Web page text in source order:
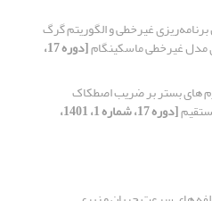
غیرخطی و الگوریتم گرگ
مدل غیرخطی ماسکینگام [دوره 17،
های بستر بر ضریب اصطکاک
[دوره 17، شماره 1، 1401،